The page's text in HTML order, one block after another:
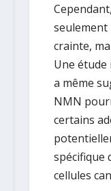
seulement
crainte,
Une étude
a même
NMN
certains
spécifique
cellules